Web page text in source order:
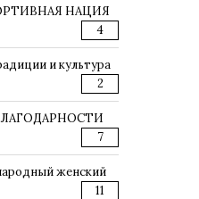
НАЦИЯ
4
и культура
2
7
женский
11